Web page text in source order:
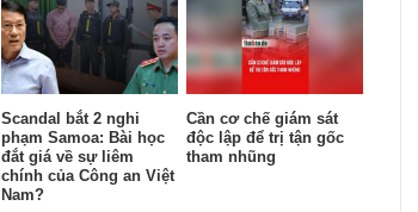
Scandal bắt 2 nghi
phạm Samoa: Bài học
đắt giá về sự liêm
chính của Công an Việt
Nam?
Cần cơ chế giám sát
độc lập để trị tận gốc
tham nhũng